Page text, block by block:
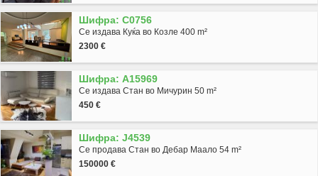
Шифра: C0756
Се издава Куќа во Козле 400 m²
2300 €
Шифра: A15969
Се издава Стан во Мичурин 50 m²
450 €
Шифра: J4539
Се продава Стан во Дебар Маало 54 m²
150000 €